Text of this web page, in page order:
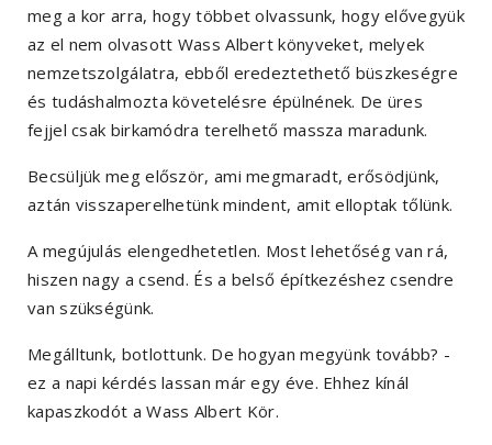
meg a kor arra, hogy többet olvassunk, hogy elővegyük
az el nem olvasott Wass Albert könyveket, melyek
nemzetszolgálatra, ebből eredeztethető büszkeségre
és tudáshalmozta követelésre épülnének. De üres
fejjel csak birkamódra terelhető massza maradunk.
Becsüljük meg először, ami megmaradt, erősödjünk,
aztán visszaperelhetünk mindent, amit elloptak tőlünk.
A megújulás elengedhetetlen. Most lehetőség van rá,
hiszen nagy a csend. És a belső építkezéshez csendre
van szükségünk.
Megálltunk, botlottunk. De hogyan megyünk tovább? -
ez a napi kérdés lassan már egy éve. Ehhez kínál
kapaszkodót a Wass Albert Kör.